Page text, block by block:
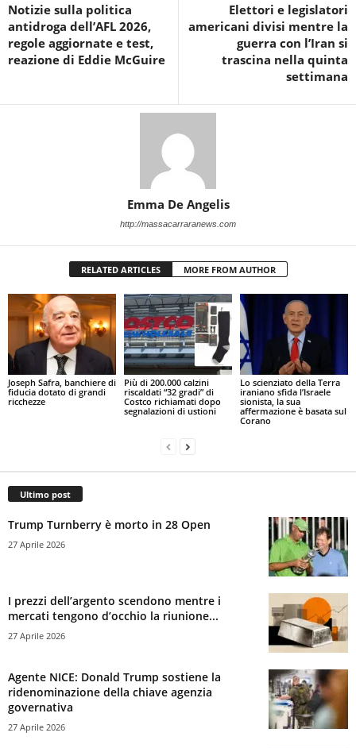
Notizie sulla politica
antidroga dell’AFL 2026,
regole aggiornate e test,
reazione di Eddie McGuire
Elettori e legislatori
americani divisi mentre la
guerra con l’Iran si
trascina nella quinta
settimana
Emma De Angelis
http://massacarraranews.com
RELATED ARTICLES MORE FROM AUTHOR
Joseph Safra, banchiere di
fiducia dotato di grandi
ricchezze
Più di 200.000 calzini
riscaldati “32 gradi” di
Costco richiamati dopo
segnalazioni di ustioni
Lo scienziato della Terra
iraniano sfida l’Israele
sionista, la sua
affermazione è basata sul
Corano
Ultimo post
Trump Turnberry è morto in 28 Open
27 Aprile 2026
I prezzi dell’argento scendono mentre i
mercati tengono d’occhio la riunione...
27 Aprile 2026
Agente NICE: Donald Trump sostiene la
ridenominazione della chiave agenzia
governativa
27 Aprile 2026